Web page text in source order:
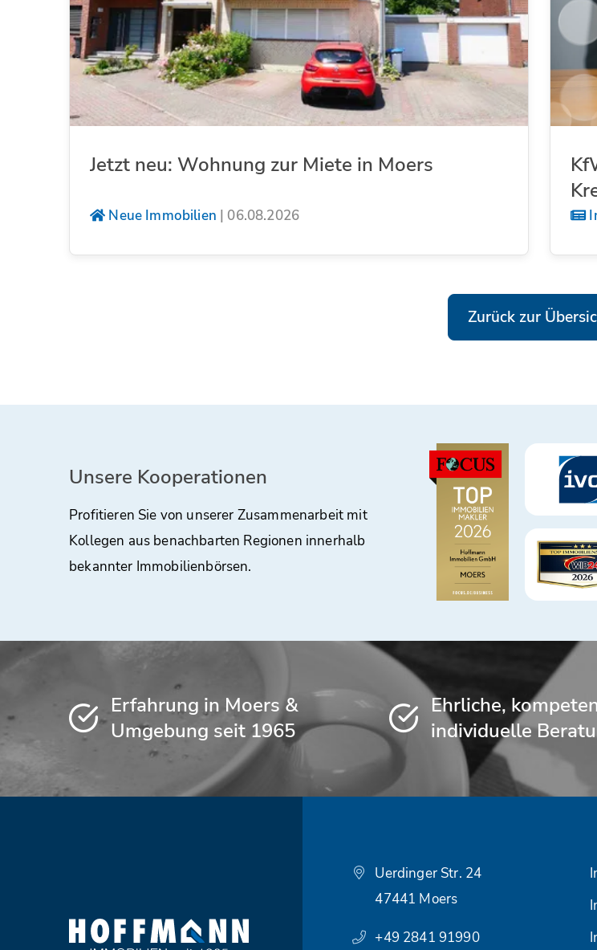
Jetzt neu: Wohnung zur Miete in Moers
Neue Immobilien | 06.08.2026
Zurück zur
Unsere Kooperationen
Profitieren Sie von unserer Zusammenarbeit mit
Kollegen aus benachbarten Regionen innerhalb
bekannter Immobilienbörsen.
Erfahrung in Moers &
Umgebung seit 1965
Ehrliche,
individuelle
Uerdinger Str. 24
47441 Moers
+49 2841 91990